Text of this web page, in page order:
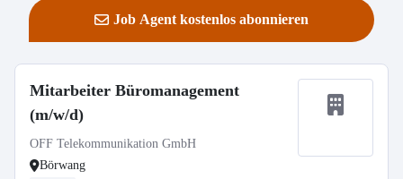
Job Agent kostenlos abonnieren
Mitarbeiter Büromanagement
(m/w/d)
OFF Telekommunikation GmbH
Börwang